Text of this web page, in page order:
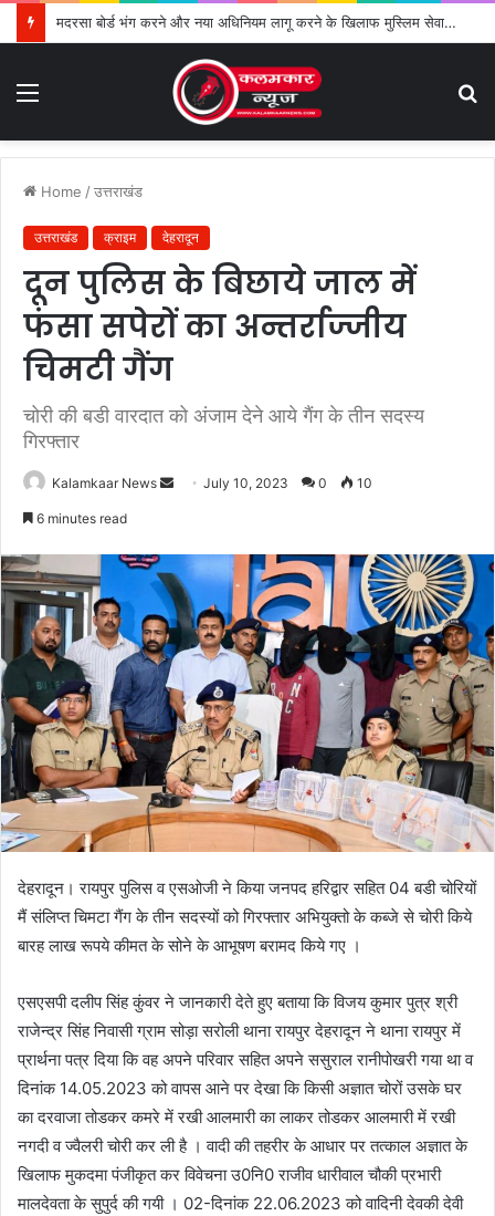
मदरसा बोर्ड भंग करने और नया अधिनियम लागू करने के खिलाफ मुस्लिम सेवा संगठन का विरोध तेज
Home /उत्तराखंड
उत्तराखंड क्राइम देहरादून
दून पुलिस के बिछाये जाल में
फंसा सपेरों का अन्तर्राज्जीय
चिमटी गैंग
चोरी की बडी वारदात को अंजाम देने आये गैंग के तीन सदस्य
गिरफ्तार
Kalamkaar News
a
n
e
a
i
l
July 10, 2023 0 10
6 minutes read
देहरादून। रायपुर पुलिस व एसओजी ने किया जनपद हरिद्वार सहित 04 बडी चोरियों
मैं संलिप्त चिमटा गैंग के तीन सदस्यों को गिरफ्तार अभियुक्तो के कब्जे से चोरी किये
बारह लाख रूपये कीमत के सोने के आभूषण बरामद किये गए ।
एसएसपी दलीप सिंह कुंवर ने जानकारी देते हुए बताया कि विजय कुमार पुत्र श्री
राजेन्द्र सिंह निवासी ग्राम सोड़ा सरोली थाना रायपुर देहरादून ने थाना रायपुर में
प्रार्थना पत्र दिया कि वह अपने परिवार सहित अपने ससुराल रानीपोखरी गया था व
दिनांक 14.05.2023 को वापस आने पर देखा कि किसी अज्ञात चोरों उसके घर
का दरवाजा तोडकर कमरे में रखी आलमारी का लाकर तोडकर आलमारी में रखी
नगदी व ज्वैलरी चोरी कर ली है । वादी की तहरीर के आधार पर तत्काल अज्ञात के
खिलाफ मुकदमा पंजीकृत कर विवेचना उ0नि0 राजीव धारीवाल चौकी प्रभारी
मालदेवता के सुपुर्द की गयी । 02-दिनांक 22.06.2023 को वादिनी देवकी देवी